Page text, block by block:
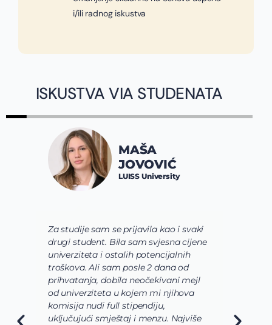
i/ili radnog iskustva
ISKUSTVA VIA STUDENATA
Za studije sam se prijavila kao i svaki
drugi student. Bila sam svjesna cijene
univerziteta i ostalih potencijalnih
troškova. Ali sam posle 2 dana od
prihvatanja, dobila neočekivani mejl
od univerziteta u kojem mi njihova
komisija nudi full stipendiju,
uključujući smještaj i menzu. Najviše
MAŠA
JOVOVIĆ
LUISS University